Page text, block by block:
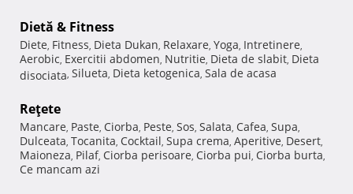
Dietă & Fitness
Diete, Fitness, Dieta Dukan, Relaxare, Yoga, Intretinere,
Aerobic, Exercitii abdomen, Nutritie, Dieta de slabit, Dieta
disociata, Silueta, Dieta ketogenica, Sala de acasa
Reţete
Mancare, Paste, Ciorba, Peste, Sos, Salata, Cafea, Supa,
Dulceata, Tocanita, Cocktail, Supa crema, Aperitive, Desert,
Maioneza, Pilaf, Ciorba perisoare, Ciorba pui, Ciorba burta,
Ce mancam azi